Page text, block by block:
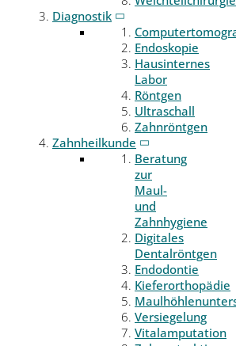
Diagnostik
Endoskopie
Hausinternes
Labor
Röntgen
Ultraschall
Zahnröntgen
Zahnheilkunde
Beratung
zur
Maul-
und
Zahnhygiene
Digitales
Dentalröntgen
Endodontie
Kieferorthopädie
Versiegelung
Vitalamputation